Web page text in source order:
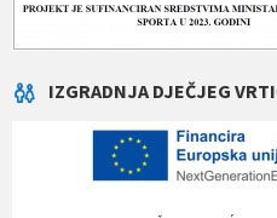
IZGRADNJA DJEČJEG